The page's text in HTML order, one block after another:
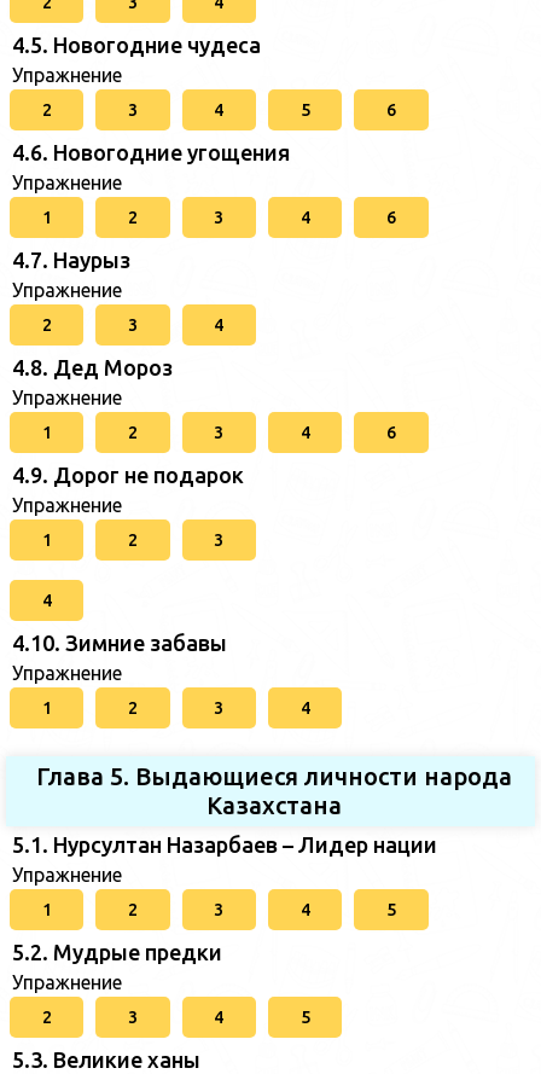
4.5. Новогодние чудеса
Упражнение
2 3 4 5 6
4.6. Новогодние угощения
Упражнение
1 2 3 4 6
4.7. Наурыз
Упражнение
2 3 4
4.8. Дед Мороз
Упражнение
1 2 3 4 6
4.9. Дорог не подарок
Упражнение
1 2 3
4
4.10. Зимние забавы
Упражнение
1 2 3 4
Глава 5. Выдающиеся личности народа
Казахстана
5.1. Нурсултан Назарбаев – Лидер нации
Упражнение
1 2 3 4 5
5.2. Мудрые предки
Упражнение
2 3 4 5
5.3. Великие ханы